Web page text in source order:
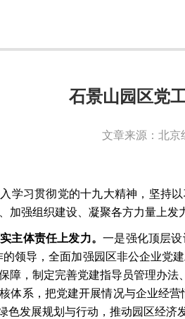
石景山园区党
文章来源：北
学习贯彻党的十九大精神，坚持
加强组织建设、凝聚各方力量上发
主体责任上发力。一是强化顶层
的领导，全面加强园区非公企业党
障，制定完善党建指导员管理办
体系，把党建开展情况与企业经
色发展规划与行动，推动园区经济